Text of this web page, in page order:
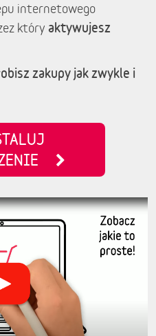
internetowego
który aktywujesz
zakupy jak zwykle i